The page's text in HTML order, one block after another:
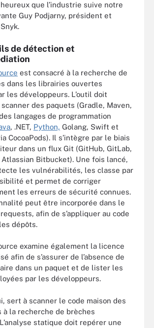
que l’industrie suive notre
Guy Podjarny, président et
de détection et
est consacré à la recherche de
dans les librairies ouvertes
les développeurs. L’outil doit
des paquets (Gradle, Maven,
langages de programmation
, .NET, Python, Golang, Swift et
CocoaPods). Il s’intègre par le biais
dans un flux Git (GitHub, GitLab,
Atlassian Bitbucket). Une fois lancé,
les vulnérabilités, les classe par
et permet de corriger
les erreurs de sécurité connues.
peut être incorporée dans le
afin de s’appliquer au code
dépôts.
examine également la licence
afin de s’assurer de l’absence de
dans un paquet et de lister les
par les développeurs.
sert à scanner le code maison des
à la recherche de brèches
statique doit repérer une